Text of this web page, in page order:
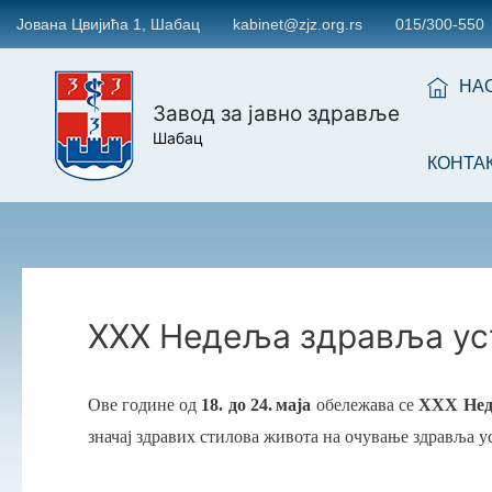
Јована Цвијића 1, Шабац kabinet@zjz.org.rs 015/300-550
Завод за јавно здравље
Шабац
XXX Недеља здравља
Ове године од 18. до 24.маја обележава сеXXX
значај здравих стилова живота на очување здравља